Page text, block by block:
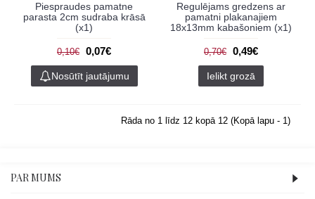
Piespraudes pamatne
parasta 2cm sudraba krāsā
(x1)
0,10€ 0,07€
Nosūtīt jautājumu
Regulējams gredzens ar
pamatni plakanajiem
18x13mm kabašoniem (x1)
0,70€ 0,49€
Ielikt grozā
Rāda no 1 līdz 12 kopā 12 (Kopā lapu - 1)
PAR MUMS